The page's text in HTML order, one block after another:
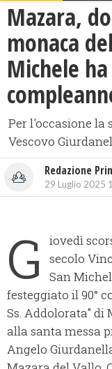
Mazara,
monaca
Michele
Per l'occasione la
Vescovo
Redazione
29 Luglio 2025
G
iovedì
secolo
San
festeggiato il 90°
Ss. Addolorata" di
alla santa messa
Angelo